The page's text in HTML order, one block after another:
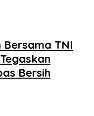
Bersama TNI
Bersih